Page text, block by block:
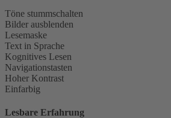
Töne stummschalten
Bilder ausblenden
Lesemaske
Text in Sprache
Kognitives Lesen
Navigationstasten
Hoher Kontrast
Einfarbig
Lesbare Erfahrung